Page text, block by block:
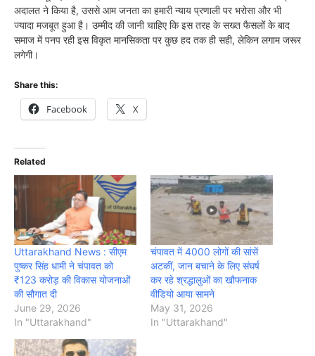
अदालत ने किया है, उससे आम जनता का हमारी न्याय प्रणाली पर भरोसा और भी
ज्यादा मजबूत हुआ है। उम्मीद की जानी चाहिए कि इस तरह के सख्त फैसलों के बाद
समाज में पनप रही इस विकृत मानसिकता पर कुछ हद तक ही सही, लेकिन लगाम जरूर
लगेगी।
Share this:
Facebook X
Related
Uttarakhand News : सीएम
पुष्कर सिंह धामी ने चंपावत को
₹123 करोड़ की विकास योजनाओं
की सौगात दी
June 29, 2026
In "Uttarakhand"
चंपावत में 4000 लोगों की सांसें
अटकीं, जान बचाने के लिए संघर्ष
कर रहे श्रद्धालुओं का खौफनाक
वीडियो आया सामने
May 31, 2026
In "Uttarakhand"